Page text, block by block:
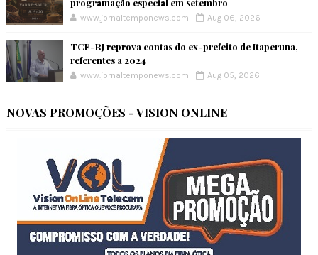
programação especial em setembro
www.jornaltemponews.com Aug 06, 2026
TCE-RJ reprova contas do ex-prefeito de Itaperuna,
referentes a 2024
www.jornaltemponews.com Aug 05, 2026
NOVAS PROMOÇÕES - VISION ONLINE